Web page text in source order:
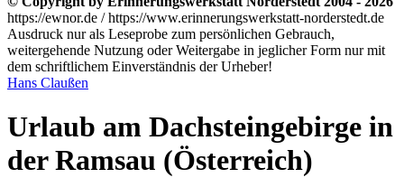
https://ewnor.de / https://www.erinnerungswerkstatt-norderstedt.de
Ausdruck nur als Leseprobe zum persönlichen Gebrauch,
weitergehende Nutzung oder Weitergabe in jeglicher Form nur mit
dem schriftlichem Einverständnis der Urheber!
Hans Claußen
Urlaub am Dachsteingebirge in
der Ramsau (Österreich)